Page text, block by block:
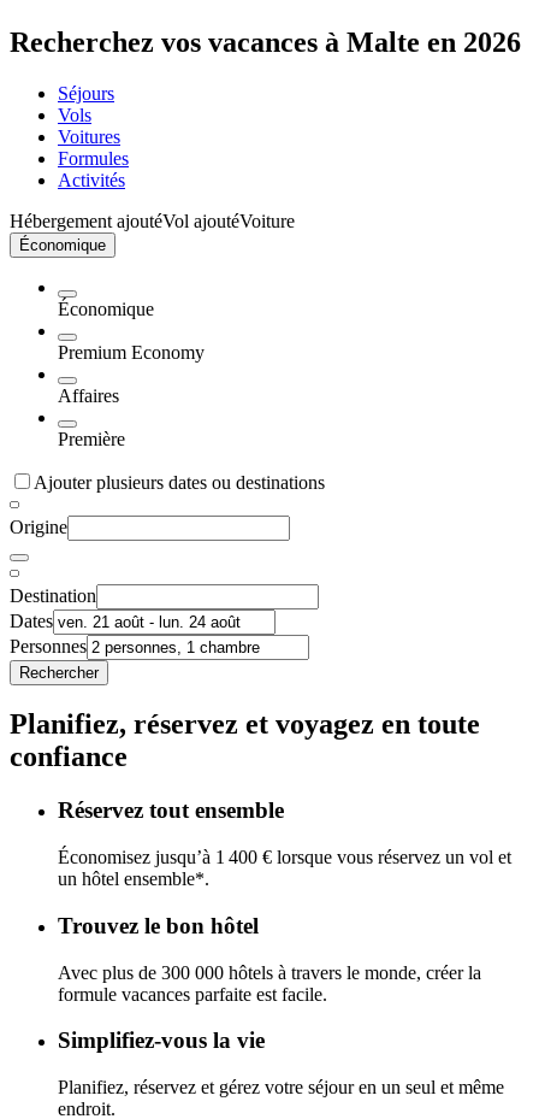
Recherchez vos vacances à Malte en 2026
Séjours
Vols
Voitures
Formules
Activités
Hébergement ajoutéVol ajoutéVoiture
Économique
Économique
Premium Economy
Affaires
Première
Ajouter plusieurs dates ou destinations
Origine
Destination
Dates
Personnes
Rechercher
Planifiez, réservez et voyagez en toute
confiance
Réservez tout ensemble
Économisez jusqu’à 1 400 € lorsque vous réservez un vol et
un hôtel ensemble*.
Trouvez le bon hôtel
Avec plus de 300 000 hôtels à travers le monde, créer la
formule vacances parfaite est facile.
Simplifiez-vous la vie
Planifiez, réservez et gérez votre séjour en un seul et même
endroit.